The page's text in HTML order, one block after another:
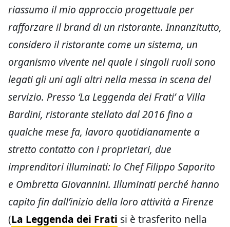
riassumo il mio approccio progettuale per
rafforzare il brand di un ristorante. Innanzitutto,
considero il ristorante come un sistema, un
organismo vivente nel quale i singoli ruolisono
legati gli uni agli altri nella messa in scena del
servizio. Presso ‘La Leggenda dei Frati’ a Villa
Bardini, ristorante stellato dal 2016 fino a
qualche mese fa, lavoro quotidianamente a
stretto contatto con i proprietari, due
imprenditori illuminati: lo Chef Filippo Saporito
e Ombretta Giovannini. Illuminati perché hanno
capito fin dall’inizio della loro attività a Firenze
(La Leggenda dei Frati si è trasferito nella